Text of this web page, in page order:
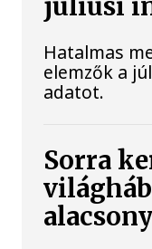
júliusi
Hatalmas
elemzők a
adatot.
Sorra